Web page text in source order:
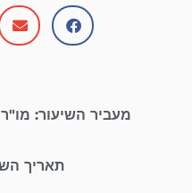
מעביר השיעור:
תאריך